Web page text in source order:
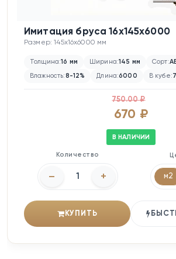
Имитация бруса 16х145х6000
Размер: 145x16x6000 мм
Толщина:16 мм Ширина:145 мм Сорт:
Влажность:8-12% Длина:6000 В кубе:
750.00 ₽
670 ₽
В НАЛИЧИИ
Количество
– + м2
КУПИТЬ